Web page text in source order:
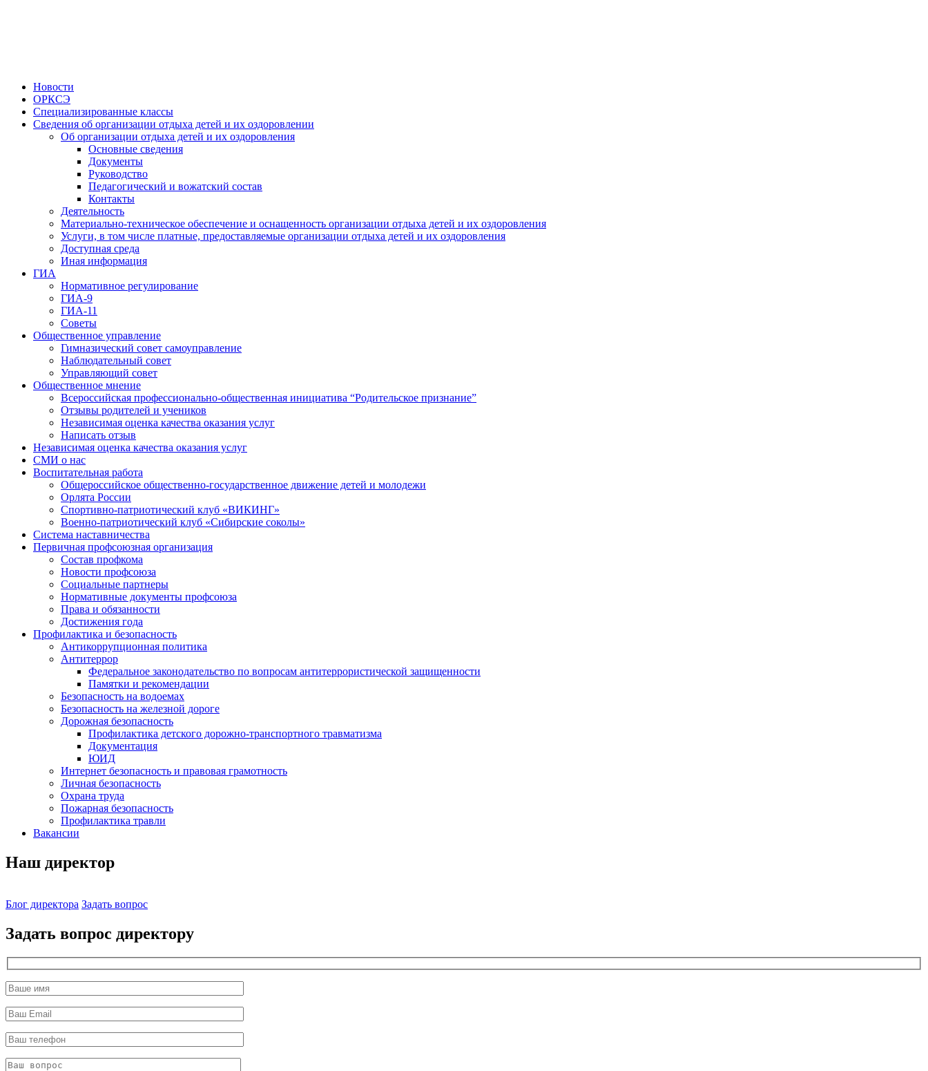
Новости
ОРКСЭ
Специализированные классы
Сведения об организации отдыха детей и их оздоровлении
Об организации отдыха детей и их оздоровления
Основные сведения
Документы
Руководство
Педагогический и вожатский состав
Контакты
Деятельность
Материально-техническое обеспечение и оснащенность организации отдыха детей и их оздоровления
Услуги, в том числе платные, предоставляемые организации отдыха детей и их оздоровления
Доступная среда
Иная информация
ГИА
Нормативное регулирование
ГИА-9
ГИА-11
Советы
Общественное управление
Гимназический совет самоуправление
Наблюдательный совет
Управляющий совет
Общественное мнение
Всероссийская профессионально-общественная инициатива “Родительское признание”
Отзывы родителей и учеников
Независимая оценка качества оказания услуг
Написать отзыв
Независимая оценка качества оказания услуг
СМИ о нас
Воспитательная работа
Общероссийское общественно-государственное движение детей и молодежи
Орлята России
Спортивно-патриотический клуб «ВИКИНГ»
Военно-патриотический клуб «Сибирские соколы»
Система наставничества
Первичная профсоюзная организация
Состав профкома
Новости профсоюза
Социальные партнеры
Нормативные документы профсоюза
Права и обязанности
Достижения года
Профилактика и безопасность
Антикоррупционная политика
Антитеррор
Федеральное законодательство по вопросам антитеррористической защищенности
Памятки и рекомендации
Безопасность на водоемах
Безопасность на железной дороге
Дорожная безопасность
Профилактика детского дорожно-транспортного травматизма
Документация
ЮИД
Интернет безопасность и правовая грамотность
Личная безопасность
Охрана труда
Пожарная безопасность
Профилактика травли
Вакансии
Наш директор
Блог директора Задать вопрос
Задать вопрос директору